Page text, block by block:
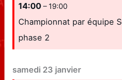
14:00– 19:00
Championnat par équipe
phase 2
samedi 23 janvier